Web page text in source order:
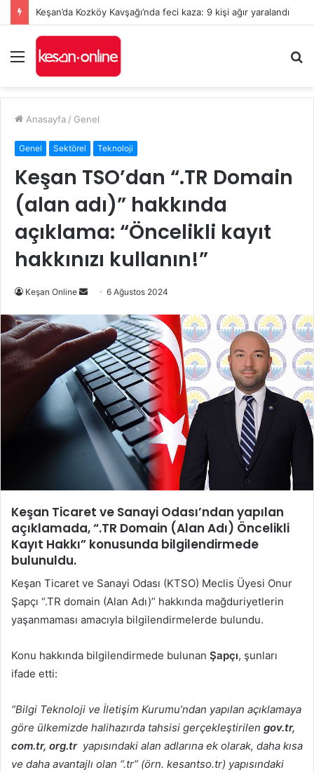
Keşan’da Kozköy Kavşağı’nda feci kaza: 9 kişi ağır yaralandı
Menü
...
Anasayfa / Genel
Genel Sektörel Teknoloji
Keşan TSO’dan “.TR Domain
(alan adı)” hakkında
açıklama: “Öncelikli kayıt
hakkınızı kullanın!”
Keşan Online
Bir
posta
göndermek
6 Ağustos 2024
Keşan Ticaret ve Sanayi Odası’ndan yapılan
açıklamada, “.TR Domain (Alan Adı) Öncelikli
Kayıt Hakkı” konusunda bilgilendirmede
bulunuldu.
Keşan Ticaret ve Sanayi Odası (KTSO) Meclis Üyesi Onur
Şapçı “.TR domain (Alan Adı)” hakkında mağduriyetlerin
yaşanmaması amacıyla bilgilendirmelerde bulundu.
Konu hakkında bilgilendirmede bulunan Şapçı, şunları
ifade etti:
“Bilgi Teknoloji ve İletişim Kurumu’ndan yapılan açıklamaya
göre ülkemizde halihazırda tahsisi gerçekleştirilen gov.tr,
com.tr, org.tryapısındaki alan adlarına ek olarak, daha kısa
ve daha avantajlı olan “.tr” (örn. kesantso.tr) yapısındaki